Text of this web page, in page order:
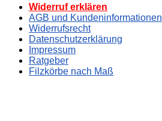
Widerruf erklären
AGB und Kundeninformationen
Widerrufsrecht
Datenschutzerklärung
Impressum
Ratgeber
Filzkörbe nach Maß